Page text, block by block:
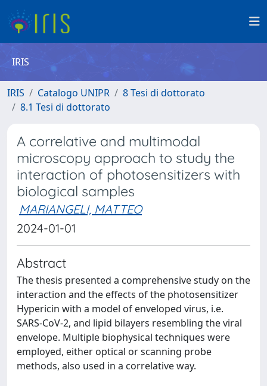
IRIS
IRIS Catalogo UNIPR
8 Tesi di dottorato
8.1 Tesi di dottorato
A correlative and multimodal
microscopy approach to study the
interaction of photosensitizers with
biological samples
MARIANGELI, MATTEO
2024-01-01
Abstract
The thesis presented a comprehensive study on the
interaction and the effects of the photosensitizer
Hypericin with a model of enveloped virus, i.e.
SARS-CoV-2, and lipid bilayers resembling the viral
envelope. Multiple biophysical techniques were
employed, either optical or scanning probe
methods, also used in a correlative way.